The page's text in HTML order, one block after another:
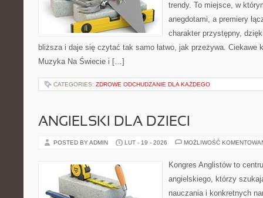
trendy. To miejsce, w
anegdotami, a premiery
charakter przystępny,
bliższa i daje się czytać tak samo łatwo, jak przeżywa. Ciekawe
Muzyka Na Świecie i […]
CATEGORIES: ZDROWE ODCHUDZANIE DLA KAŻDEGO
ANGIELSKI DLA DZIECI
POSTED BY ADMIN LUT - 19 - 2026 MOŻLIWOŚĆ
Kongres Anglistów to
angielskiego, którzy
nauczania i konkretnych